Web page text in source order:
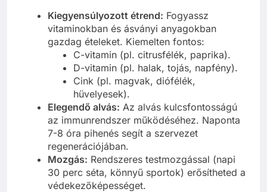
Kiegyensúlyozott étrend: Fogyassz
vitaminokban és ásványi anyagokban
gazdag ételeket. Kiemelten fontos:
C-vitamin (pl. citrusfélék, paprika).
D-vitamin (pl. halak, tojás, napfény).
Cink (pl. magvak, diófélék,
hüvelyesek).
Elegendő alvás: Az alvás kulcsfontosságú
az immunrendszer működéséhez. Naponta
7-8 óra pihenés segít a szervezet
regenerációjában.
Mozgás: Rendszeres testmozgással (napi
30 perc séta, könnyű sportok) erősítheted a
védekezőképességet.